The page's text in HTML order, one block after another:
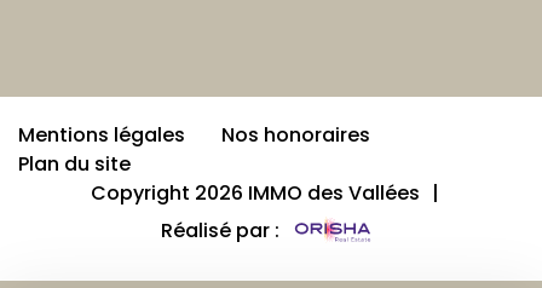
Mentions légales
Nos honoraires
Plan du site
Copyright 2026 IMMO des Vallées |
Réalisé par :